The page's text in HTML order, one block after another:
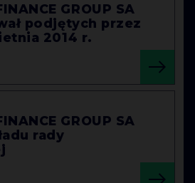
GROUP SA
podjętych przez
2014 r.
GROUP SA
rady